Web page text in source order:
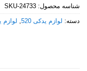
شناسه محصول: SKU-24733
دسته: لوازم یدکی 520 , لوازم